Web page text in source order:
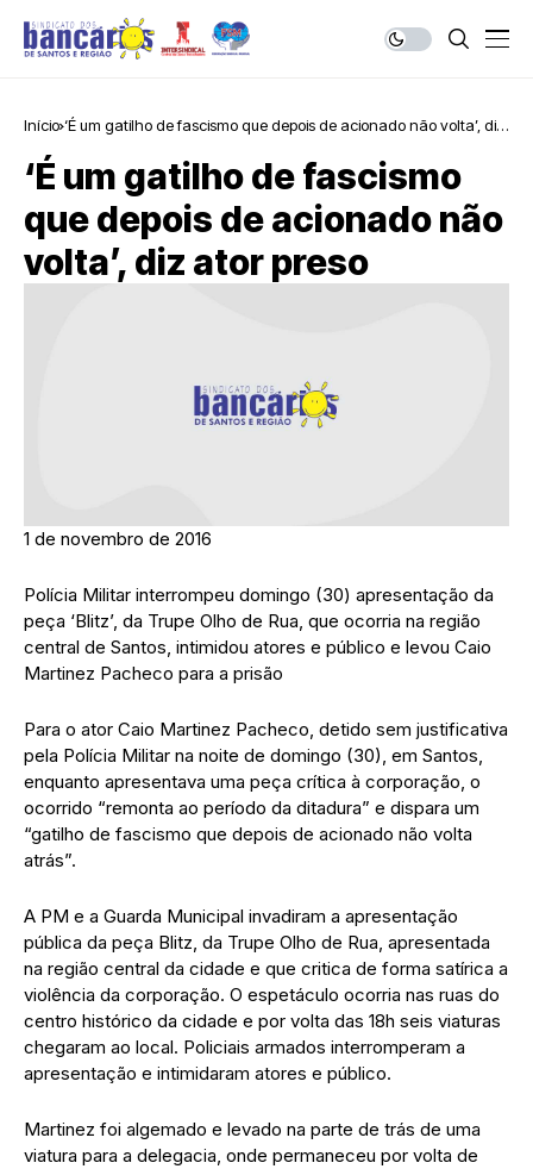
Início ‘É um gatilho de fascismo que depois de acionado não volta’, diz
‘É um gatilho de fascismo
que depois de acionado não
volta’, diz ator preso
1 de novembro de 2016
Polícia Militar interrompeu domingo (30) apresentação da
peça ‘Blitz’, da Trupe Olho de Rua, que ocorria na região
central de Santos, intimidou atores e público e levou Caio
Martinez Pacheco para a prisão
Para o ator Caio Martinez Pacheco, detido sem justificativa
pela Polícia Militar na noite de domingo (30), em Santos,
enquanto apresentava uma peça crítica à corporação, o
ocorrido “remonta ao período da ditadura” e dispara um
“gatilho de fascismo que depois de acionado não volta
atrás”.
A PM e a Guarda Municipal invadiram a apresentação
pública da peça Blitz, da Trupe Olho de Rua, apresentada
na região central da cidade e que critica de forma satírica a
violência da corporação. O espetáculo ocorria nas ruas do
centro histórico da cidade e por volta das 18h seis viaturas
chegaram ao local. Policiais armados interromperam a
apresentação e intimidaram atores e público.
Martinez foi algemado e levado na parte de trás de uma
viatura para a delegacia, onde permaneceu por volta de